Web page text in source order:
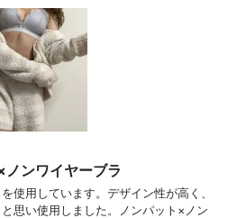
ンワイヤーブラ
使用しています。デザイン性が高く、
思い使用しました。ノンパット×ノン